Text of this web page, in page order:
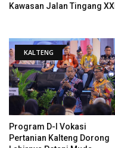
Kawasan Jalan Tingang XXII
KALTENG
Program D-I Vokasi
Pertanian Kalteng Dorong